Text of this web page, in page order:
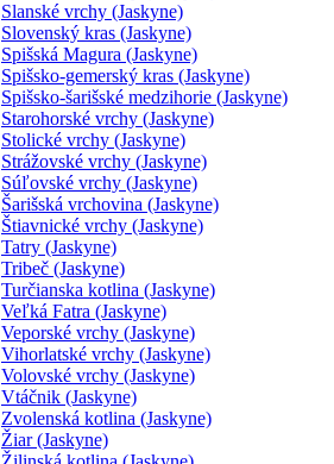
Slanské vrchy (Jaskyne)
Slovenský kras (Jaskyne)
Spišská Magura (Jaskyne)
Spišsko-gemerský kras (Jaskyne)
Spišsko-šarišské medzihorie (Jaskyne)
Starohorské vrchy (Jaskyne)
Stolické vrchy (Jaskyne)
Strážovské vrchy (Jaskyne)
Súľovské vrchy (Jaskyne)
Šarišská vrchovina (Jaskyne)
Štiavnické vrchy (Jaskyne)
Tatry (Jaskyne)
Tribeč (Jaskyne)
Turčianska kotlina (Jaskyne)
Veľká Fatra (Jaskyne)
Veporské vrchy (Jaskyne)
Vihorlatské vrchy (Jaskyne)
Volovské vrchy (Jaskyne)
Vtáčnik (Jaskyne)
Zvolenská kotlina (Jaskyne)
Žiar (Jaskyne)